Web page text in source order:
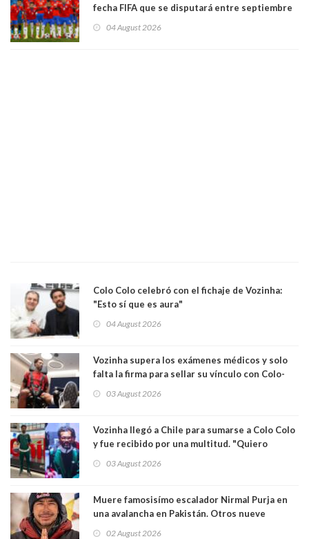
fecha FIFA que se disputará entre septiembre
04 August 2026
Colo Colo celebró con el fichaje de Vozinha:
"Esto sí que es aura"
04 August 2026
Vozinha supera los exámenes médicos y solo
falta la firma para sellar su vínculo con Colo-
03 August 2026
Vozinha llegó a Chile para sumarse a Colo Colo
y fue recibido por una multitud. "Quiero
hinchas"
03 August 2026
Muere famosisímo escalador Nirmal Purja en
una avalancha en Pakistán. Otros nueve
02 August 2026